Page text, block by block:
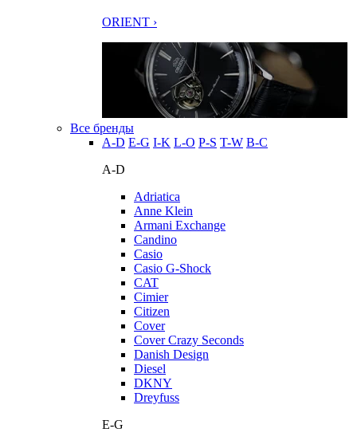
ORIENT ›
Все бренды
A-D E-G I-K L-O P-S T-W В-С
A-D
Adriatica
Anne Klein
Armani Exchange
Candino
Casio
Casio G-Shock
CAT
Cimier
Citizen
Cover
Cover Crazy Seconds
Danish Design
Diesel
DKNY
Dreyfuss
E-G